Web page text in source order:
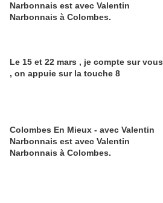
Narbonnais est avec Valentin
Narbonnais à Colombes.
Le 15 et 22 mars , je compte sur vous
, on appuie sur la touche 8
Colombes En Mieux - avec Valentin
Narbonnais est avec Valentin
Narbonnais à Colombes.